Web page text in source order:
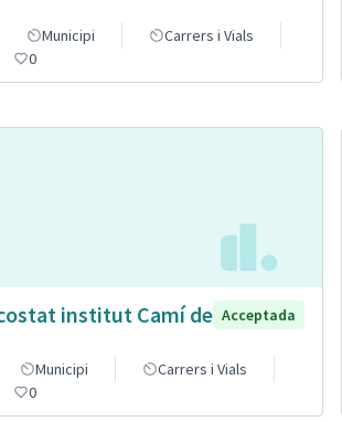
Municipi
Carrers i Vials
0
institut Camí de Acceptada
Municipi
Carrers i Vials
0